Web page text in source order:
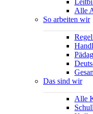
Alle
So arbeiten wir
Das sind wir
Alle